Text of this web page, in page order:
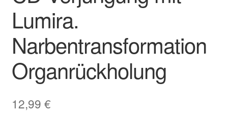
Lumira.
Narbentransformation
Organrückholung
12,99 €